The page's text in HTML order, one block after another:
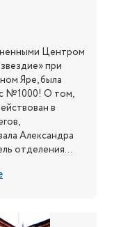
Центром
при
Яре, была
с №1000! О том,
в
Александра
отделения...